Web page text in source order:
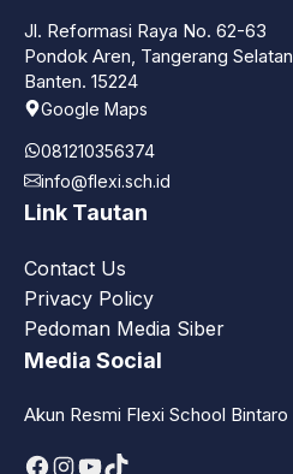
Jl. Reformasi Raya No. 62-63
Pondok Aren, Tangerang Selatan
Banten. 15224
Google Maps
081210356374
info@flexi.sch.id
Link Tautan
Contact Us
Privacy Policy
Pedoman Media Siber
Media Social
Akun Resmi Flexi School Bintaro
Facebook
Instagram
YouTube
TikTok